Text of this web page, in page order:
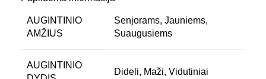
su GlycOmega ™ Perna.
AUGINTINIO
AMŽIUS
Senjorams, Jauniems,
Suaugusiems
AUGINTINIO
Dideli, Maži, Vidutiniai